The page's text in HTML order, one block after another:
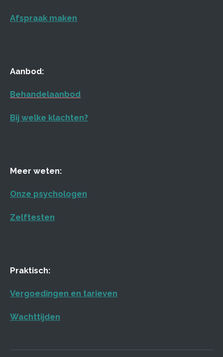
Afspraak maken
Aanbod:
Behandelaanbod
Bij welke klachten?
Meer weten:
Onze psychologen
Zelftesten
Praktisch:
Vergoedingen en tarieven
Wachttijden